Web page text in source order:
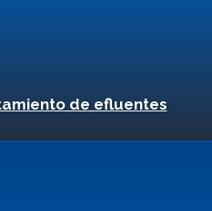
de efluentes